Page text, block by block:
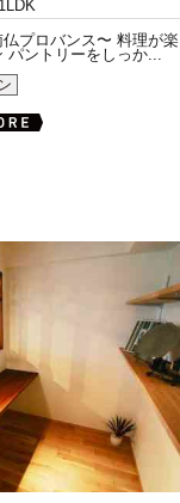
プロバンス〜 料理が楽
パントリーをしっか...